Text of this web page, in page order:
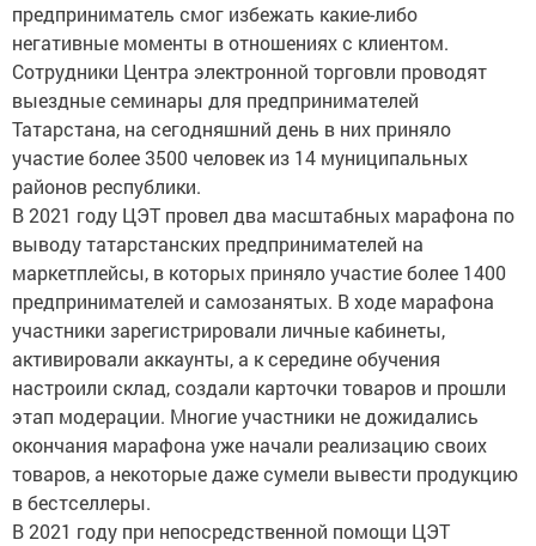
предприниматель смог избежать какие-либо
негативные моменты в отношениях с клиентом.
Сотрудники Центра электронной торговли проводят
выездные семинары для предпринимателей
Татарстана, на сегодняшний день в них приняло
участие более 3500 человек из 14 муниципальных
районов республики.
В 2021 году ЦЭТ провел два масштабных марафона по
выводу татарстанских предпринимателей на
маркетплейсы, в которых приняло участие более 1400
предпринимателей и самозанятых. В ходе марафона
участники зарегистрировали личные кабинеты,
активировали аккаунты, а к середине обучения
настроили склад, создали карточки товаров и прошли
этап модерации. Многие участники не дожидались
окончания марафона уже начали реализацию своих
товаров, а некоторые даже сумели вывести продукцию
в бестселлеры.
В 2021 году при непосредственной помощи ЦЭТ